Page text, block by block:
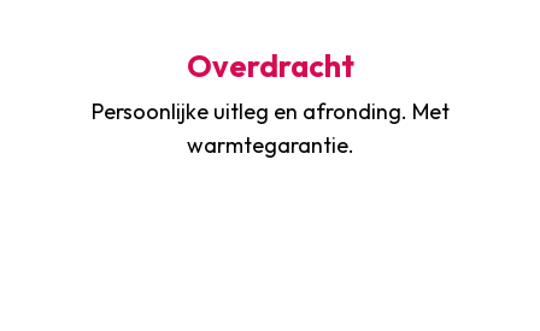
Overdracht
Persoonlijke uitleg en afronding. Met
warmtegarantie.